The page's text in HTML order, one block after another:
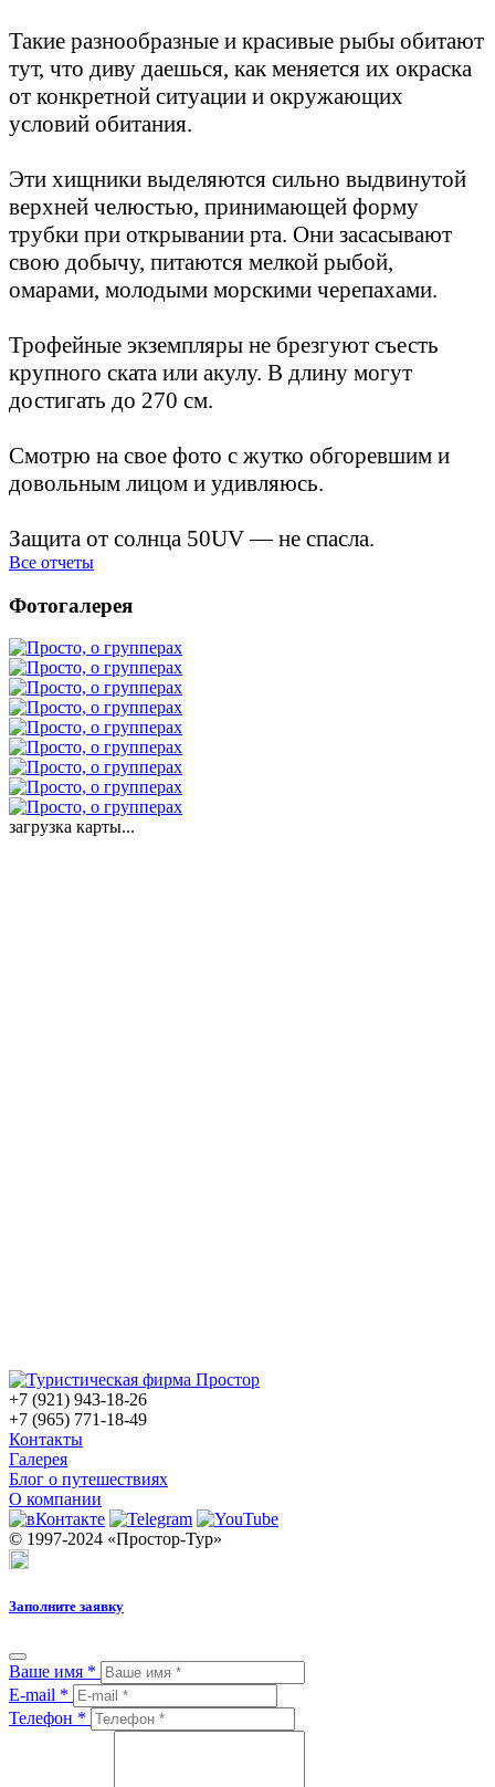
Такие разнообразные и красивые рыбы обитают
тут, что диву даешься, как меняется их окраска
от конкретной ситуации и окружающих
условий обитания.
Эти хищники выделяются сильно выдвинутой
верхней челюстью, принимающей форму
трубки при открывании рта. Они засасывают
свою добычу, питаются мелкой рыбой,
омарами, молодыми морскими черепахами.
Трофейные экземпляры не брезгуют съесть
крупного ската или акулу. В длину могут
достигать до 270 см.
Смотрю на свое фото с жутко обгоревшим и
довольным лицом и удивляюсь.
Защита от солнца 50UV — не спасла.
Все отчеты
Фотогалерея
загрузка карты...
+7 (921) 943-18-26
+7 (965) 771-18-49
Контакты
Галерея
Блог о путешествиях
О компании
© 1997-2024 «Простор-Тур»
Заполните заявку
Ваше имя *
E-mail *
Телефон *